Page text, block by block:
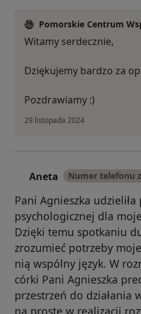
Pomorskie Centrum
Witamy serdecznie,
Dziękujemy bardzo za
Pozdrawiamy :)
29 listopada 2024
Aneta Numer telefonu
Pani Agnieszka
psychologicznej dla
Dzięki temu spotkaniu
zrozumieć potrzeby
nią wspólny język. W
córki Pani Agnieszka
przestrzeń do działania
na proste w realizacji